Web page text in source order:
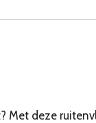
Met deze